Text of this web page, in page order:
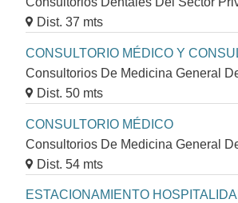
Dist. 37 mts
CONSULTORIO MÉDICO Y
Consultorios De Medicina General
Dist. 50 mts
CONSULTORIO MÉDICO
Consultorios De Medicina General
Dist. 54 mts
ESTACIONAMIENTO